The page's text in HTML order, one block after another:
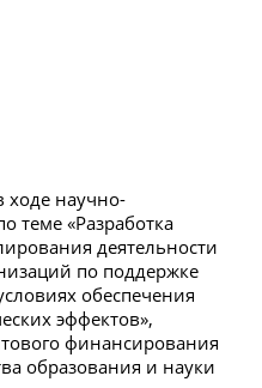
ходе научно-
теме «Разработка
деятельности
по поддержке
обеспечения
эффектов»,
финансирования
образования и науки